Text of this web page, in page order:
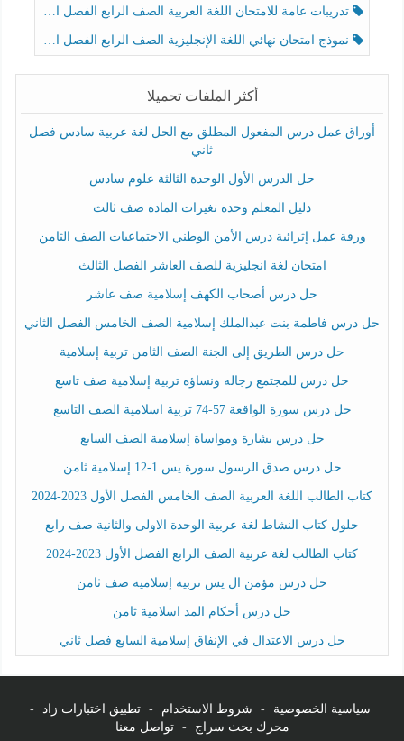
تدريبات عامة للامتحان اللغة العربية الصف الرابع الفصل الثالث
نموذج امتحان نهائي اللغة الإنجليزية الصف الرابع الفصل الثالث
أكثر الملفات تحميلا
أوراق عمل درس المفعول المطلق مع الحل لغة عربية سادس فصل
ثاني
حل الدرس الأول الوحدة الثالثة علوم سادس
دليل المعلم وحدة تغيرات المادة صف ثالث
ورقة عمل إثرائية درس الأمن الوطني الاجتماعيات الصف الثامن
امتحان لغة انجليزية للصف العاشر الفصل الثالث
حل درس أصحاب الكهف إسلامية صف عاشر
حل درس فاطمة بنت عبدالملك إسلامية الصف الخامس الفصل الثاني
حل درس الطريق إلى الجنة الصف الثامن تربية إسلامية
حل درس للمجتمع رجاله ونساؤه تربية إسلامية صف تاسع
حل درس سورة الواقعة 57-74 تربية اسلامية الصف التاسع
حل درس بشارة ومواساة إسلامية الصف السابع
حل درس صدق الرسول سورة يس 1-12 إسلامية ثامن
كتاب الطالب اللغة العربية الصف الخامس الفصل الأول 2023-2024
حلول كتاب النشاط لغة عربية الوحدة الاولى والثانية صف رابع
كتاب الطالب لغة عربية الصف الرابع الفصل الأول 2023-2024
حل درس مؤمن ال يس تربية إسلامية صف ثامن
حل درس أحكام المد اسلامية ثامن
حل درس الاعتدال في الإنفاق إسلامية السابع فصل ثاني
سياسية الخصوصية - شروط الاستخدام - تطبيق اختبارات زاد
-
محرك بحث سراج
- تواصل معنا